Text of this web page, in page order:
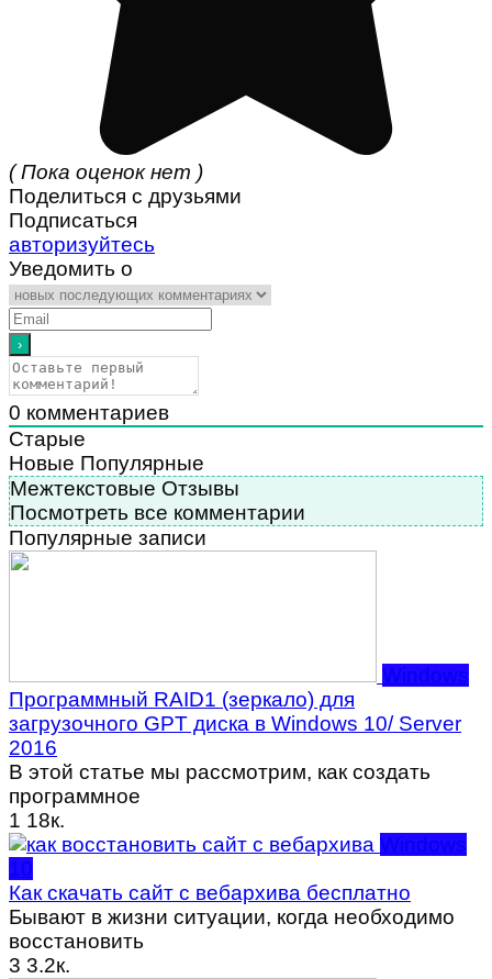
( Пока оценок нет )
Поделиться с друзьями
Подписаться
авторизуйтесь
Уведомить о
0 комментариев
Старые
Новые Популярные
Межтекстовые Отзывы
Посмотреть все комментарии
Популярные записи
Windows
Программный RAID1 (зеркало) для
загрузочного GPT диска в Windows 10/ Server
2016
В этой статье мы рассмотрим, как создать
программное
1 18к.
Windows
10
Как скачать сайт с вебархива бесплатно
Бывают в жизни ситуации, когда необходимо
восстановить
3 3.2к.